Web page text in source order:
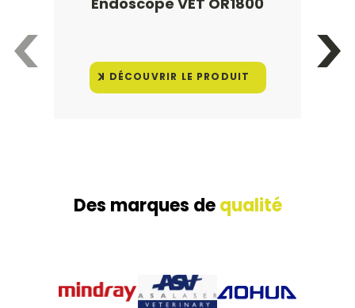
Endoscope VET OR1800
DÉCOUVRIR LE PRODUIT
Des marques de qualité